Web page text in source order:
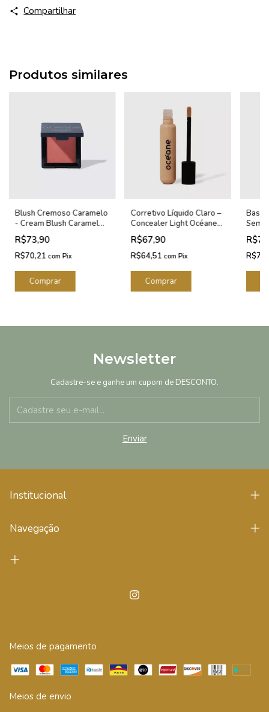
Compartilhar
Produtos similares
Blush Cremoso Caramelo
- Cream Blush Caramel
Océane Edition 6g
R$73,90
R$70,21 com Pix
Corretivo Líquido Claro –
Concealer Light Océane
Edition 15g
R$67,90
R$64,51 com Pix
Base
Stick
Newsletter
Cadastre-se e ganhe um cupom de DESCONTO.
Institucional
Navegação
Meios de pagamento
Meios de envio